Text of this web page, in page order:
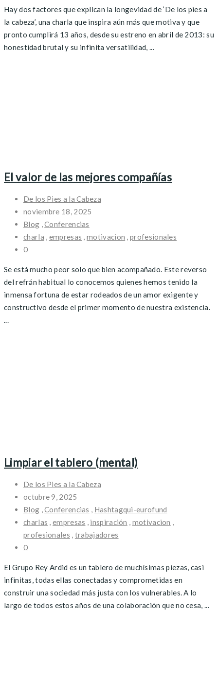
Hay dos factores que explican la longevidad de ‘De los pies a
la cabeza’, una charla que inspira aún más que motiva y que
pronto cumplirá 13 años, desde su estreno en abril de 2013: su
honestidad brutal y su infinita versatilidad, ...
El valor de las mejores compañías
De los Pies a la Cabeza
noviembre 18, 2025
Blog ,Conferencias
charla , empresas ,motivacion ,profesionales
0
Se está mucho peor solo que bien acompañado. Este reverso
del refrán habitual lo conocemos quienes hemos tenido la
inmensa fortuna de estar rodeados de un amor exigente y
constructivo desde el primer momento de nuestra existencia.
...
Limpiar el tablero (mental)
De los Pies a la Cabeza
octubre 9, 2025
Blog ,Conferencias , Hashtagqui-eurofund
charlas ,empresas , inspiración , motivacion ,
profesionales , trabajadores
0
El Grupo Rey Ardid es un tablero de muchísimas piezas, casi
infinitas, todas ellas conectadas y comprometidas en
construir una sociedad más justa con los vulnerables. A lo
largo de todos estos años de una colaboración que no cesa, ...